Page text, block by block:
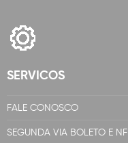
SERVICOS
FALE CONOSCO
SEGUNDA VIA BOLETO E NF